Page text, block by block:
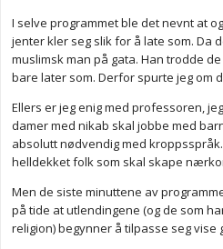
I selve programmet ble det nevnt at
jenter kler seg slik for å late som. Da
muslimsk man på gata. Han trodde
bare later som. Derfor spurte jeg om
Ellers er jeg enig med professoren,
damer med nikab skal jobbe med
absolutt nødvendig med
helldekket folk som skal skape
Men de siste minuttene av
på tide at utlendingene (og de som
religion) begynner å tilpasse seg vise